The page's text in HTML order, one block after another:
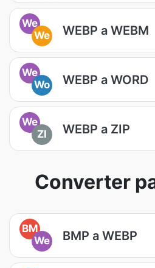
We
We
WEBP a WEBM
We
Wo
WEBP a WORD
We
ZI
WEBP a ZIP
Converter
BM
We
BMP a WEBP